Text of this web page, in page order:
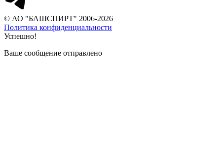
© АО "БАШСПИРТ" 2006-2026
Политика конфиденциальности
Успешно!
Ваше сообщение отправлено